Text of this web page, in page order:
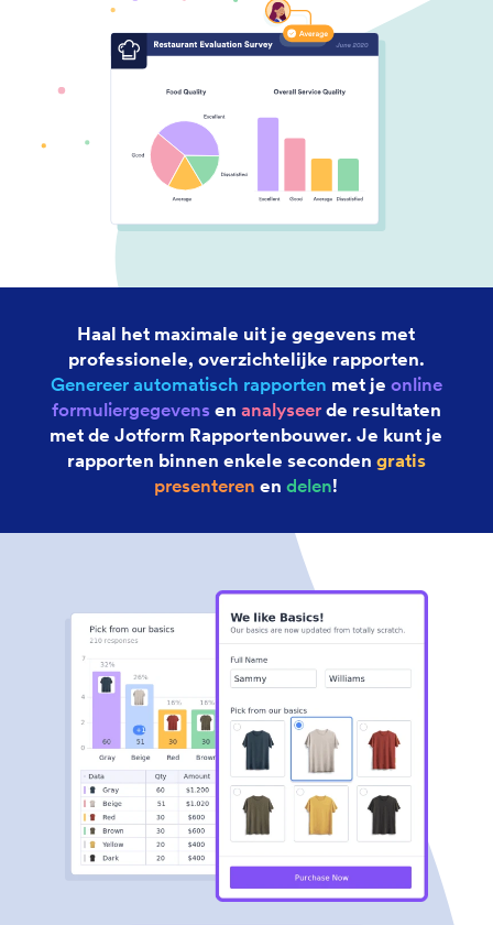
Haal het maximale uit je gegevens met
professionele, overzichtelijke rapporten.
Genereer automatisch rapporten met je online
formuliergegevens en analyseerde resultaten
met de Jotform Rapportenbouwer. Je kunt je
rapporten binnen enkele seconden gratis
presenteren endelen!